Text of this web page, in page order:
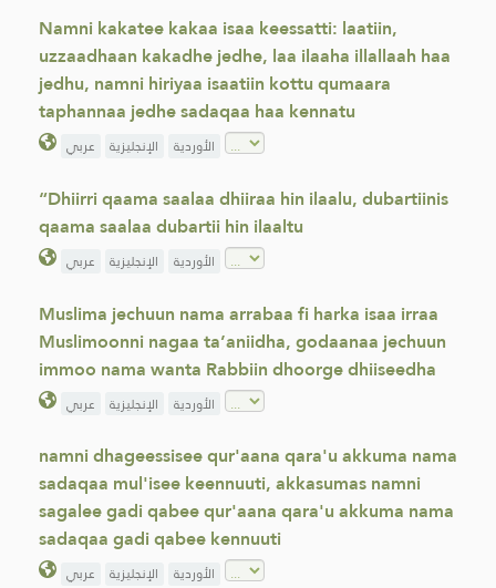
Namni kakatee kakaa isaa keessatti: laatiin,
uzzaadhaan kakadhe jedhe, laa ilaaha illallaah haa
jedhu, namni hiriyaa isaatiin kottu qumaara
taphannaa jedhe sadaqaa haa kennatu
عربي الإنجليزية الأوردية
“Dhiirri qaama saalaa dhiiraa hin ilaalu, dubartiinis
qaama saalaa dubartii hin ilaaltu
عربي الإنجليزية الأوردية
Muslima jechuun nama arrabaa fi harka isaa irraa
Muslimoonni nagaa ta’aniidha, godaanaa jechuun
immoo nama wanta Rabbiin dhoorge dhiiseedha
عربي الإنجليزية الأوردية
namni dhageessisee qur'aana qara'u akkuma nama
sadaqaa mul'isee keennuuti, akkasumas namni
sagalee gadi qabee qur'aana qara'u akkuma nama
sadaqaa gadi qabee kennuuti
عربي الإنجليزية الأوردية